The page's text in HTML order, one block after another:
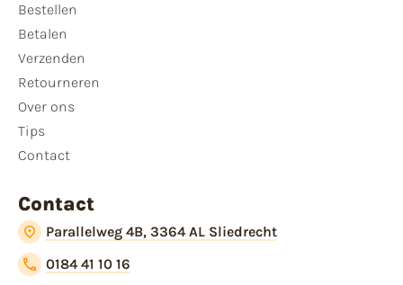
Bestellen
Betalen
Verzenden
Retourneren
Over ons
Tips
Contact
Contact
Parallelweg 4B, 3364 AL Sliedrecht
0184 41 10 16